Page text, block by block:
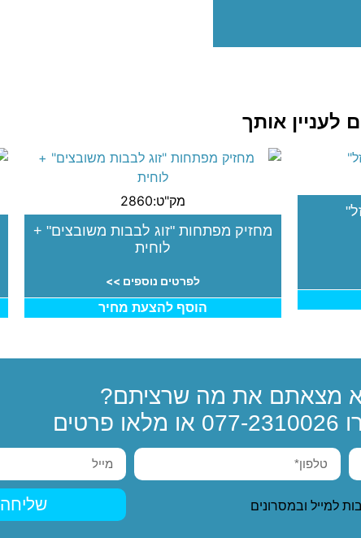
לעניין אותך
מק"ט:2860
מחזיק מפתחות "זוג לבבות משובצים" +
לוחית
לפרטים נוספים >>
הוסף להצעת מחיר
מצאתם את מה שרציתם?
077-2310026 או מלאו פרטים
למייל ובמסרונים שליחה